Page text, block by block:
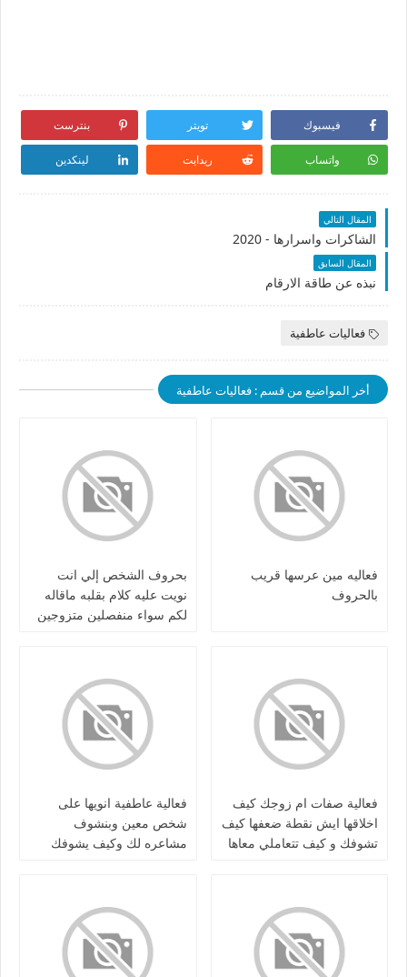
فيسبوك تويتر بنترست
واتساب ريدايت لينكدين
المقال التالي
الشاكرات واسرارها - 2020
المقال السابق
نبذه عن طاقة الارقام
فعاليات عاطفية
أخر المواضيع من قسم : فعاليات عاطفية
فعاليه مين عرسها قريب
بالحروف
بحروف الشخص إلي انت
نويت عليه كلام بقلبه ماقاله
لكم سواء منفصلين متزوجين
فعالية صفات ام زوجك كيف
اخلاقها ايش نقطة ضعفها كيف
تشوفك و كيف تتعاملي معاها
فعالية عاطفية انويها على
شخص معين وبنشوف
مشاعره لك وكيف يشوفك